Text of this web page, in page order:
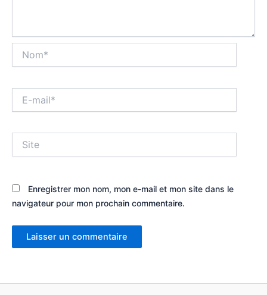
mail*
Enregistrer mon nom, mon e-mail et mon site dans le
navigateur pour mon prochain commentaire.